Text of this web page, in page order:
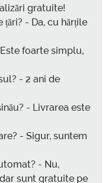
gratuite!
țări? - Da, cu hărțile
foarte simplu,
- 2 ani de
- Livrarea este
- Sigur, suntem
- Nu,
sunt gratuite pe